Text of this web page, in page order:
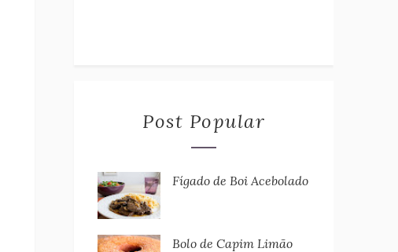
Post Popular
Fígado de Boi Acebolado
Bolo de Capim Limão